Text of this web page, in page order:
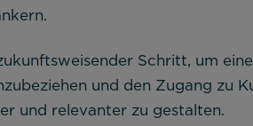
Schritt, um
und den Zugang zu
und relevanter zu gestalten.